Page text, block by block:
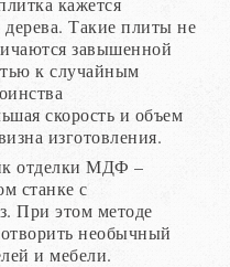
дерева. Такие плиты не
завышенной
к случайным
скорость и объем
изготовления.
отделки МДФ –
станке с
При этом методе
необычный
и мебели.